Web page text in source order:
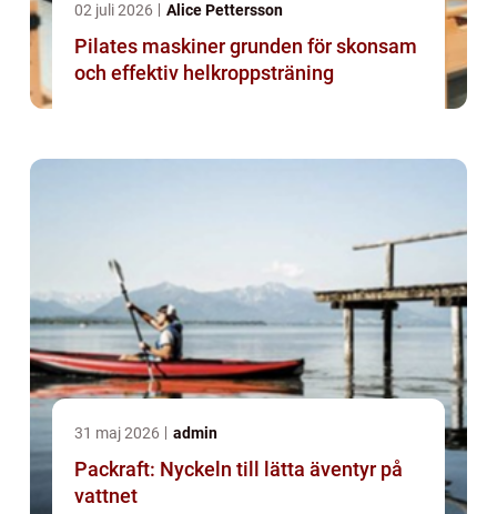
02 juli 2026 Alice Pettersson
Pilates maskiner grunden för skonsam
och effektiv helkroppsträning
31 maj 2026 admin
Packraft: Nyckeln till lätta äventyr på
vattnet